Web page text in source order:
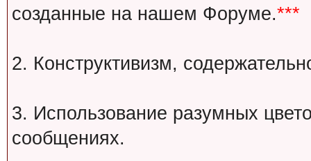
созданные на нашем Форуме.***
2. Конструктивизм,
3. Использование разумных
сообщениях.